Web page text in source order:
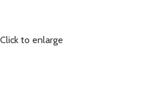
Click to enlarge